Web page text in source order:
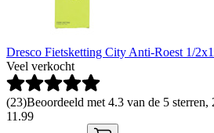
Dresco Fietsketting City Anti-Roest 1/
Veel verkocht
(23)Beoordeeld met 4.3 van de 5
11.99